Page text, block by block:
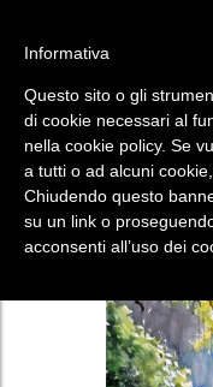
Menù
HAI UN
Informativa
Questo sito o gli
di cookie necessari al
nella cookie policy. Se
a tutti o ad alcuni
Chiudendo questo
su un link o
acconsenti all’uso dei